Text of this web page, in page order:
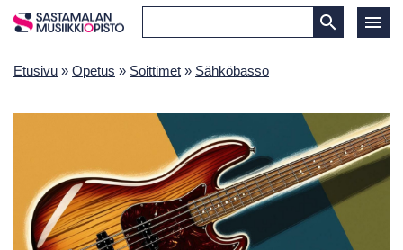
Etusivu » Opetus » Soittimet » Sähköbasso